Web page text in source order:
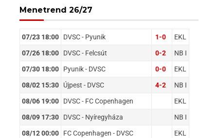
Menetrend 26/27
07/23 18:00 DVSC - Pyunik 1-0 EKL
07/26 18:00 DVSC - Felcsút 0-2 NB I
07/30 18:00 Pyunik - DVSC 0-0 EKL
08/02 15:30 Újpest - DVSC 4-2 NB I
08/06 19:00 DVSC - FC Copenhagen EKL
08/09 17:30 DVSC - Nyíregyháza NB I
08/12 00:00 FC Copenhagen - DVSC EKL